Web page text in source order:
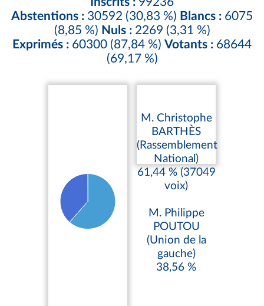
Abstentions : 30592 (30,83 %) Blancs : 6075
(8,85 %) Nuls :2269 (3,31 %)
Exprimés : 60300 (87,84 %) Votants : 68644
(69,17 %)
M. Christophe
BARTHÈS
(Rassemblement
National)
61,44 % (37049
voix)
M. Philippe
POUTOU
(Union de la
gauche)
38,56 %